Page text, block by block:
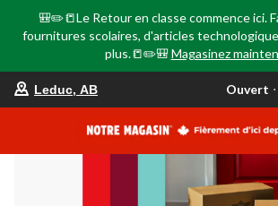
🎒✏️📒Le Retour en classe commence ici.
fournitures scolaires, d'articles
plus.📒✏️🎒 Magasinez
votre
est
AB,
Ouvert,
Fermeture
Leduc, AB Ouvert